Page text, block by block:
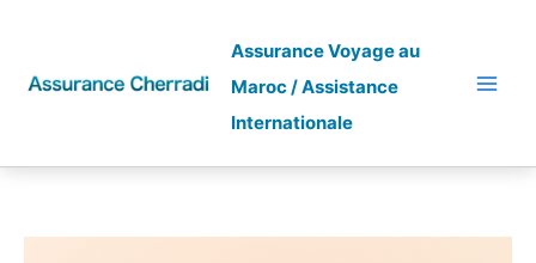
Assurance Voyage au
Maroc / Assistance
Internationale